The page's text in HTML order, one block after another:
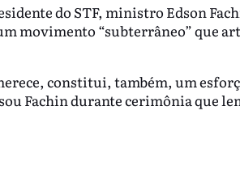
do STF, ministro Edson
movimento “subterrâneo” que
constitui, também, um
Fachin durante cerimônia que